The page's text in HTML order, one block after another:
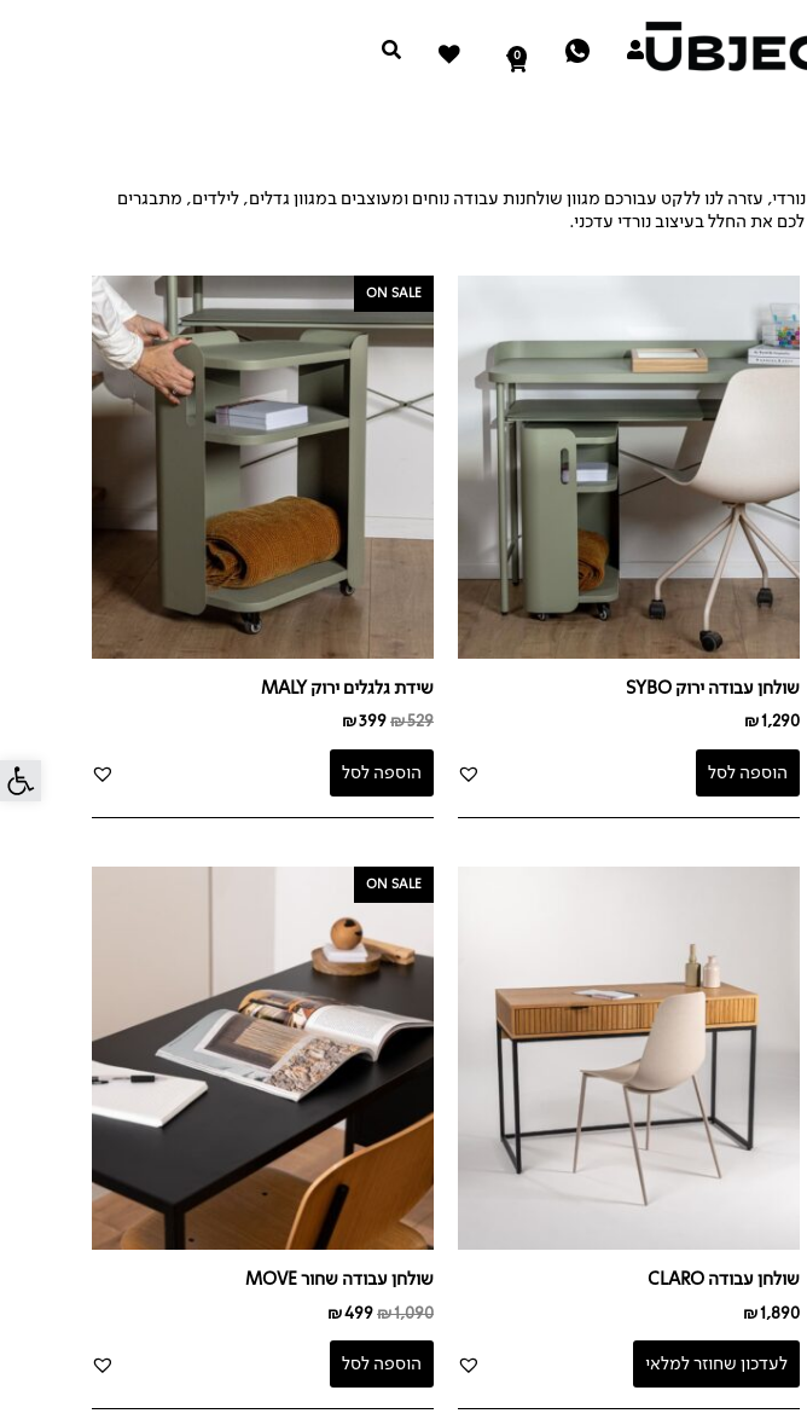
פתח
0
עגלת
קניות
עזרה לנו ללקט עבורכם מגוון שולחנות עבודה נוחים ומעוצבים במגוון גדלים, לילדים, מתבגרים
את החלל בעיצוב נורדי עדכני.
שולחן עבודה ירוק SYBO
₪1,290
הוספה לסל
ON SALE
שידת גלגלים ירוק MALY
₪529
המחיר
המקורי
היה:
₪529.
₪399
המחיר
הנוכחי
הוא:
₪399.
הוספה לסל
שולחן עבודה CLARO
₪1,890
לעדכון שחוזר למלאי
ON SALE
שולחן עבודה שחור MOVE
₪1,090
המחיר
היה:
₪1,090.
₪499
הוספה לסל